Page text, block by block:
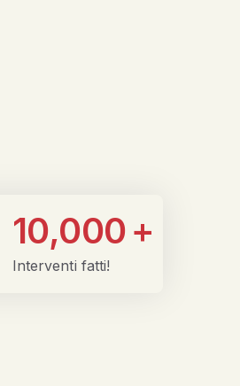
10,000+
Interventi fatti!